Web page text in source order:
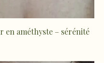
en améthyste – sérénité